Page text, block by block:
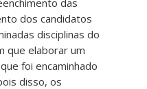
dos candidatos
disciplinas do
que elaborar um
foi encaminhado
disso, os